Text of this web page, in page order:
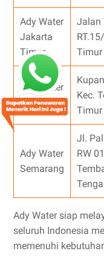
Ady Water
Jakarta
Timur
Jalan
Timur
Ady Water
Surabaya
Kec.
Ady Water
Semarang
Jl.
RW
Ady Water siap
seluruh Indonesia
memenuhi